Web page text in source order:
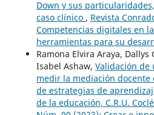
Down y sus
caso clínico , Revista
Competencias digitales en
herramientas para su
Ramona Elvira Araya,
Isabel Ashaw, Validación
medir la mediación
de estrategias de
de la educación, C.R.U. Coclé